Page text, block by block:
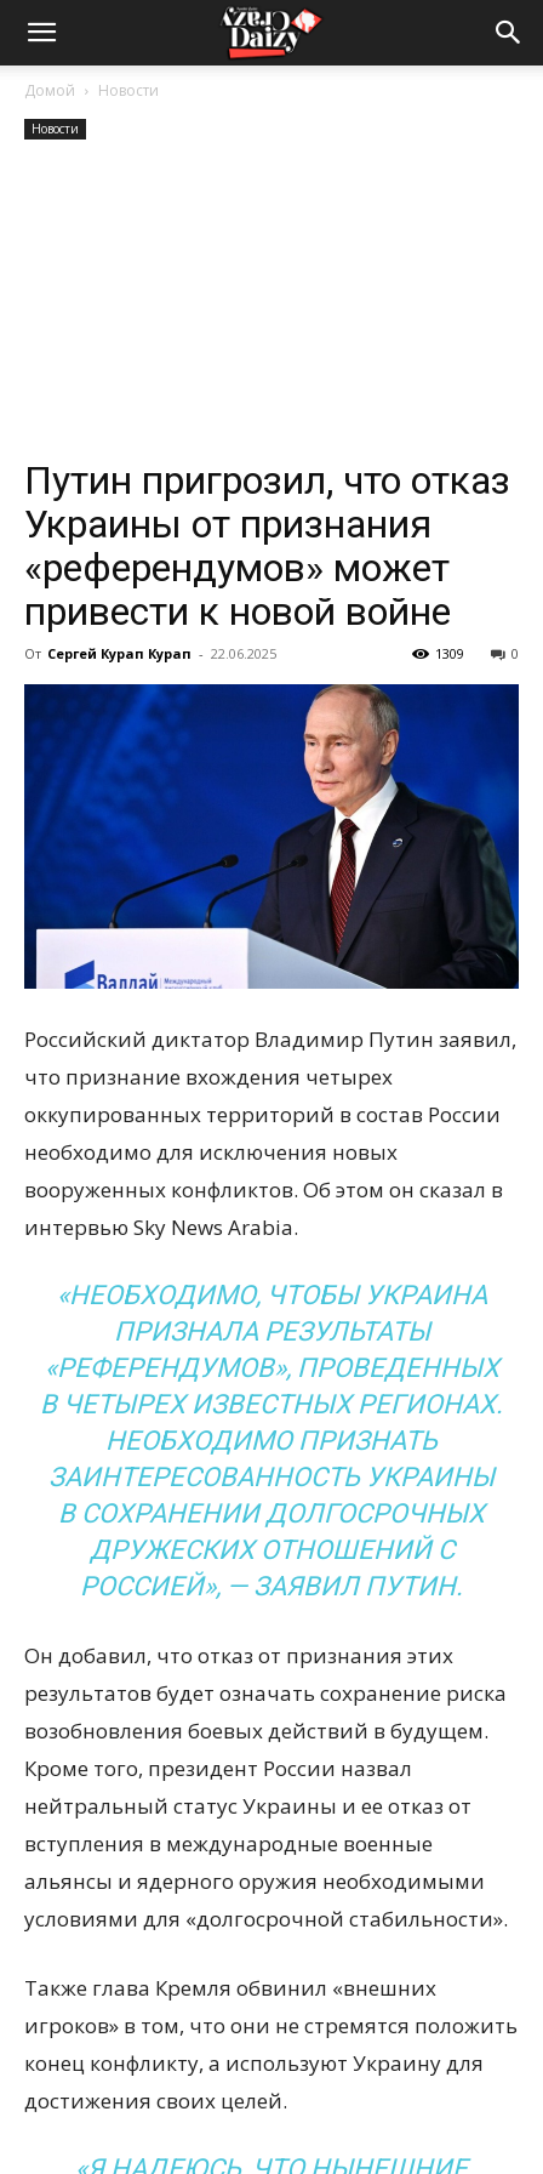
Crazy-
Daizy
обо
всем
Домой Новости
Новости
Путин пригрозил, что отказ
Украины от признания
«референдумов» может
привести к новой войне
От Сергей Курап Курап - 22.06.2025 0
1309
Российский диктатор Владимир Путин заявил,
что признание вхождения четырех
оккупированных территорий в состав России
необходимо для исключения новых
вооруженных конфликтов. Об этом он сказал в
интервью Sky News Arabia.
«НЕОБХОДИМО, ЧТОБЫ УКРАИНА
ПРИЗНАЛА РЕЗУЛЬТАТЫ
«РЕФЕРЕНДУМОВ», ПРОВЕДЕННЫХ
В ЧЕТЫРЕХ ИЗВЕСТНЫХ РЕГИОНАХ.
НЕОБХОДИМО ПРИЗНАТЬ
ЗАИНТЕРЕСОВАННОСТЬ УКРАИНЫ
В СОХРАНЕНИИ ДОЛГОСРОЧНЫХ
ДРУЖЕСКИХ ОТНОШЕНИЙ С
РОССИЕЙ», — ЗАЯВИЛ ПУТИН.
Он добавил, что отказ от признания этих
результатов будет означать сохранение риска
возобновления боевых действий в будущем.
Кроме того, президент России назвал
нейтральный статус Украины и ее отказ от
вступления в международные военные
альянсы и ядерного оружия необходимыми
условиями для «долгосрочной стабильности».
Также глава Кремля обвинил «внешних
игроков» в том, что они не стремятся положить
конец конфликту, а используют Украину для
достижения своих целей.